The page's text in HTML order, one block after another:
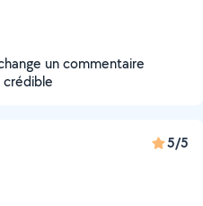
un commentaire
crédible
5/5